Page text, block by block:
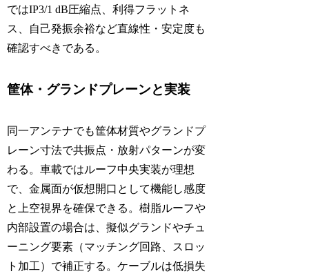
ではIP3/1 dB圧縮点、利得フラットネ
ス、自己発振余裕など直線性・安定度も
確認すべきである。
筐体・グランドプレーンと実装
同一アンテナでも筐体材質やグランドプ
レーン寸法で共振点・放射パターンが変
わる。車載ではルーフ中央実装が理想
で、金属面が仮想開口として機能し感度
と上空視界を確保できる。樹脂ルーフや
内部設置の場合は、擬似グランドやチュ
ーニング要素（マッチング回路、スロッ
ト加工）で補正する。ケーブルは低損失